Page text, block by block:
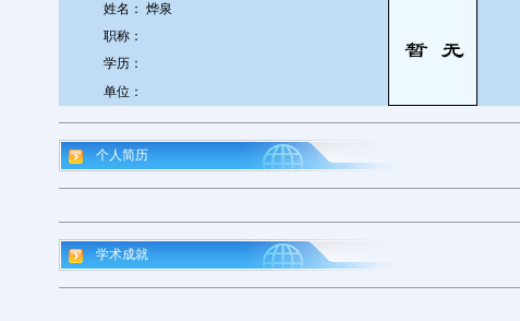
姓名： 烨泉
职称：
学历：
单位：
个人简历
学术成就